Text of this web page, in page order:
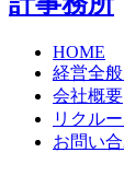
HOME
経営全
会社概要
リクルー
お問い